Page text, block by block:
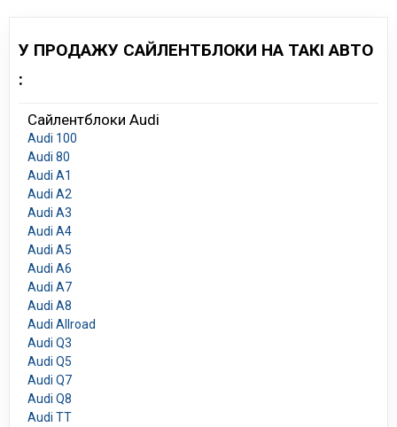
У ПРОДАЖУ САЙЛЕНТБЛОКИ НА ТАКІ АВТО
:
Сайлентблоки Audi
Audi 100
Audi 80
Audi A1
Audi A2
Audi A3
Audi A4
Audi A5
Audi A6
Audi A7
Audi A8
Audi Allroad
Audi Q3
Audi Q5
Audi Q7
Audi Q8
Audi TT